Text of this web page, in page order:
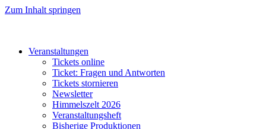
Zum Inhalt springen
Veranstaltungen
Tickets online
Ticket: Fragen und Antworten
Tickets stornieren
Newsletter
Himmelszelt 2026
Veranstaltungsheft
Bisherige Produktionen